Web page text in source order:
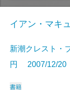
イアン・マキ
新潮クレスト
円 2007/12/20
書籍